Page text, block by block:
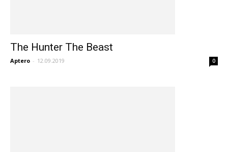
The Hunter The Beast
Aptero - 12.09.2019 0